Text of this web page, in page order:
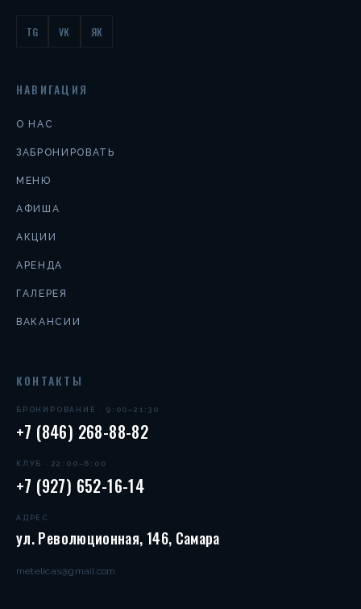
TG VK ЯК
НАВИГАЦИЯ
О НАС
ЗАБРОНИРОВАТЬ
МЕНЮ
АФИША
АКЦИИ
АРЕНДА
ГАЛЕРЕЯ
ВАКАНСИИ
КОНТАКТЫ
БРОНИРОВАНИЕ · 9:00–21:30
+7 (846) 268-88-82
КЛУБ · 22:00–6:00
+7 (927) 652-16-14
АДРЕС
ул. Революционная, 146, Самара
metelicas@gmail.com